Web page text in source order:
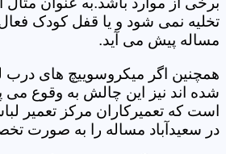
تخلیه نمی شود و یا قفل کودک
مساله پیش می آید.
همچنین اگر میکروسوییچ های
شده اند نیز این چالش به وقوع می
است که تعمیرکاران مرکز تعمیر
در سعیدآباد مساله را به صورت